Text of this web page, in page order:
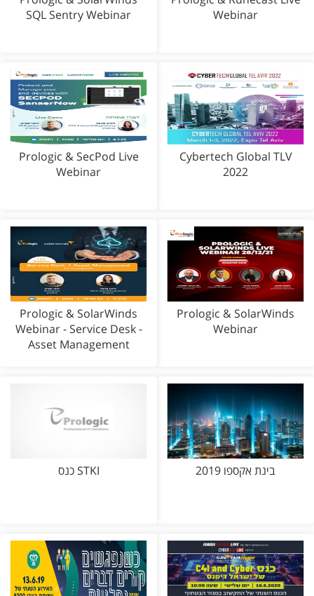
Webinar
SQL Sentry Webinar
Cybertech Global TLV
2022
Prologic & SecPod Live
Webinar
Prologic & SolarWinds
Webinar
Prologic & SolarWinds
Webinar - Service Desk -
Asset Management
בינת אקספו 2019 כנס STKI